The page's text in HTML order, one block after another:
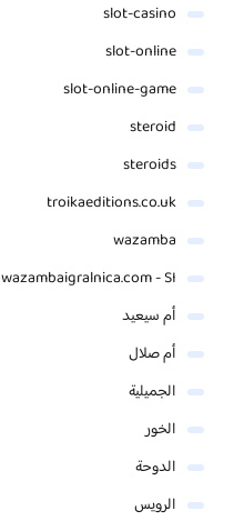
slot-casino
slot-online
slot-online-game
steroid
steroids
troikaeditions.co.uk
wazamba
wazambaigralnica.com - SI
أم سيعيد
أم صلال
الجميلية
الخور
الدوحة
الرويس